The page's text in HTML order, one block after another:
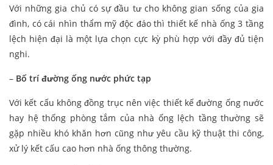
Với những gia chủ có sự đầu tư cho không gian sống của gia
đình, có cái nhìn thẩm mỹ độc đáo thì thiết kế nhà ống 3 tầng
lệch hiện đại là một lựa chọn cực kỳ phù hợp với đầy đủ tiện
nghi.
– Bố trí đường ống nước phức tạp
Với kết cấu không đồng trục nên việc thiết kế đường ống nước
hay hệ thống phòng tắm của nhà ống lệch tầng thường sẽ
gặp nhiều khó khăn hơn cũng như yêu cầu kỹ thuật thi công,
xử lý kết cấu cao hơn nhà ống thông thường.